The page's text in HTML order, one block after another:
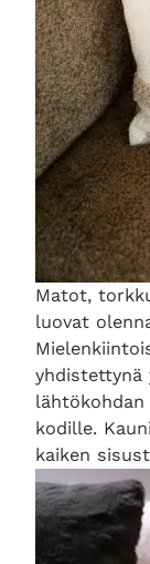
Matot,
luovat
yhdistettynä
kodille.
kaiken